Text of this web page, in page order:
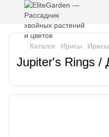
Каталог Ирисы
Jupiter's Rings /